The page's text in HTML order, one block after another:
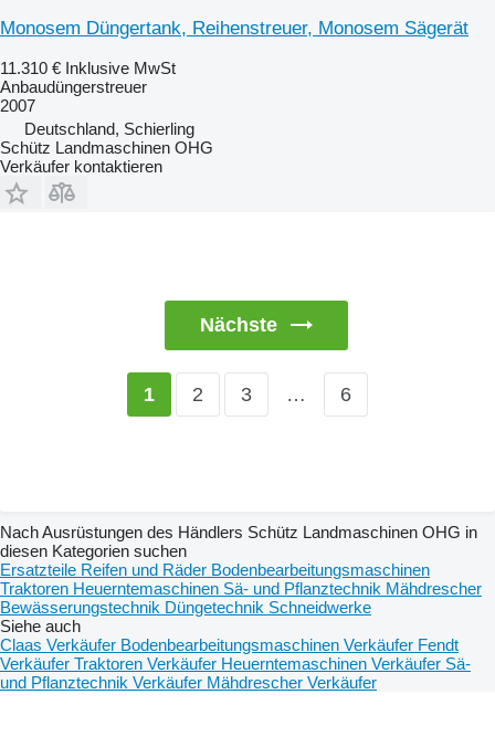
Monosem Düngertank, Reihenstreuer, Monosem Sägerät
11.310 € Inklusive MwSt
Anbaudüngerstreuer
2007
Deutschland, Schierling
Schütz Landmaschinen OHG
Verkäufer kontaktieren
Nächste
1 2 3 … 6
Nach Ausrüstungen des Händlers Schütz Landmaschinen OHG in
diesen Kategorien suchen
Ersatzteile Reifen und Räder Bodenbearbeitungsmaschinen
Traktoren Heuerntemaschinen Sä- und Pflanztechnik Mähdrescher
Bewässerungstechnik Düngetechnik Schneidwerke
Siehe auch
Claas Verkäufer Bodenbearbeitungsmaschinen Verkäufer Fendt
Verkäufer Traktoren Verkäufer Heuerntemaschinen Verkäufer Sä-
und Pflanztechnik Verkäufer Mähdrescher Verkäufer